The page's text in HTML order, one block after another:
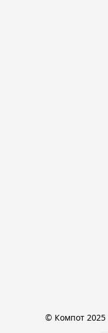
© Компот 2025